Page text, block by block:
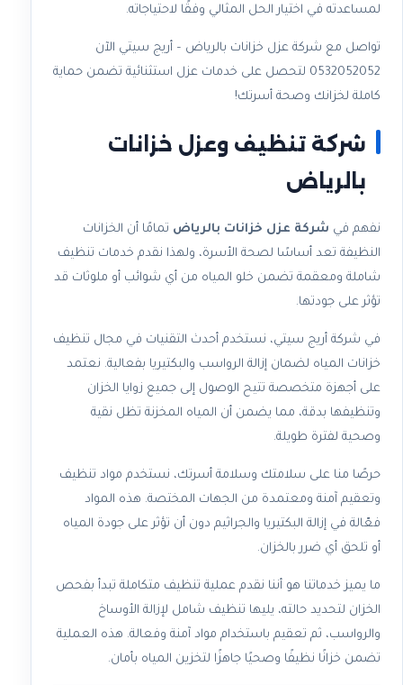
لمساعدته في اختيار الحل المثالي وفقًا لاحتياجاته.
تواصل مع شركة عزل خزانات بالرياض – أريج سيتي الآن
0532052052 لتحصل على خدمات عزل استثنائية تضمن حماية
كاملة لخزانك وصحة أسرتك!
شركة تنظيف وعزل خزانات
بالرياض
نفهم في شركة عزل خزانات بالرياض تمامًا أن الخزانات
النظيفة تعد أساسًا لصحة الأسرة، ولهذا نقدم خدمات تنظيف
شاملة ومعقمة تضمن خلو المياه من أي شوائب أو ملوثات قد
تؤثر على جودتها.
في شركة أريج سيتي، نستخدم أحدث التقنيات في مجال تنظيف
خزانات المياه لضمان إزالة الرواسب والبكتيريا بفعالية. نعتمد
على أجهزة متخصصة تتيح الوصول إلى جميع زوايا الخزان
وتنظيفها بدقة، مما يضمن أن المياه المخزنة تظل نقية
وصحية لفترة طويلة.
حرصًا منا على سلامتك وسلامة أسرتك، نستخدم مواد تنظيف
وتعقيم آمنة ومعتمدة من الجهات المختصة. هذه المواد
فعّالة في إزالة البكتيريا والجراثيم دون أن تؤثر على جودة المياه
أو تلحق أي ضرر بالخزان.
ما يميز خدماتنا هو أننا نقدم عملية تنظيف متكاملة تبدأ بفحص
الخزان لتحديد حالته، يليها تنظيف شامل لإزالة الأوساخ
والرواسب، ثم تعقيم باستخدام مواد آمنة وفعالة. هذه العملية
تضمن خزانًا نظيفًا وصحيًا جاهزًا لتخزين المياه بأمان.